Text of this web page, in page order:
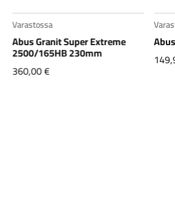
Varastossa
Abus Granit Super Extreme
2500/165HB 230mm
360,00€